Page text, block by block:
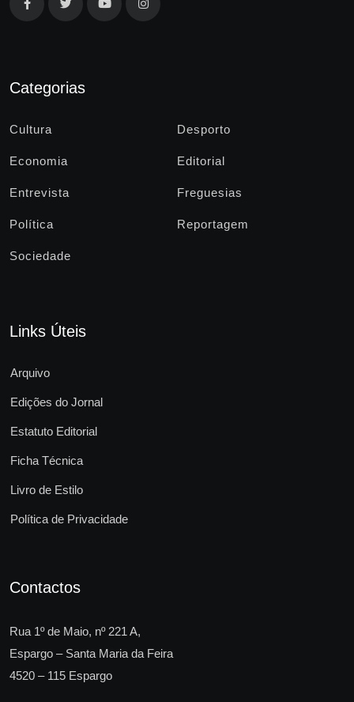
Categorias
Cultura Desporto
Economia Editorial
Entrevista Freguesias
Política Reportagem
Sociedade
Links Úteis
Arquivo
Edições do Jornal
Estatuto Editorial
Ficha Técnica
Livro de Estilo
Política de Privacidade
Contactos
Rua 1º de Maio, nº 221 A,
Espargo – Santa Maria da Feira
4520 – 115 Espargo